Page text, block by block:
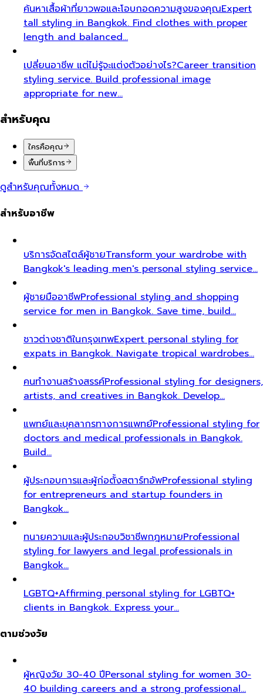
ค้นหาเสื้อผ้าที่ยาวพอและโอบกอดความสูงของคุณExpert
tall styling in Bangkok. Find clothes with proper
length and balanced…
เปลี่ยนอาชีพ แต่ไม่รู้จะแต่งตัวอย่างไร?Career transition
styling service. Build professional image
appropriate for new…
สำหรับคุณ
ใครคือคุณ
พื้นที่บริการ
ดูสำหรับคุณทั้งหมด
สำหรับอาชีพ
บริการจัดสไตล์ผู้ชายTransform your wardrobe with
Bangkok's leading men's personal styling service…
ผู้ชายมืออาชีพProfessional styling and shopping
service for men in Bangkok. Save time, build…
ชาวต่างชาติในกรุงเทพExpert personal styling for
expats in Bangkok. Navigate tropical wardrobes…
คนทำงานสร้างสรรค์Professional styling for designers,
artists, and creatives in Bangkok. Develop…
แพทย์และบุคลากรทางการแพทย์Professional styling for
doctors and medical professionals in Bangkok.
Build…
ผู้ประกอบการและผู้ก่อตั้งสตาร์ทอัพProfessional styling
for entrepreneurs and startup founders in
Bangkok…
ทนายความและผู้ประกอบวิชาชีพกฎหมายProfessional
styling for lawyers and legal professionals in
Bangkok…
LGBTQ+Affirming personal styling for LGBTQ+
clients in Bangkok. Express your…
ตามช่วงวัย
ผู้หญิงวัย 30-40 ปีPersonal styling for women 30-
40 building careers and a strong professional…